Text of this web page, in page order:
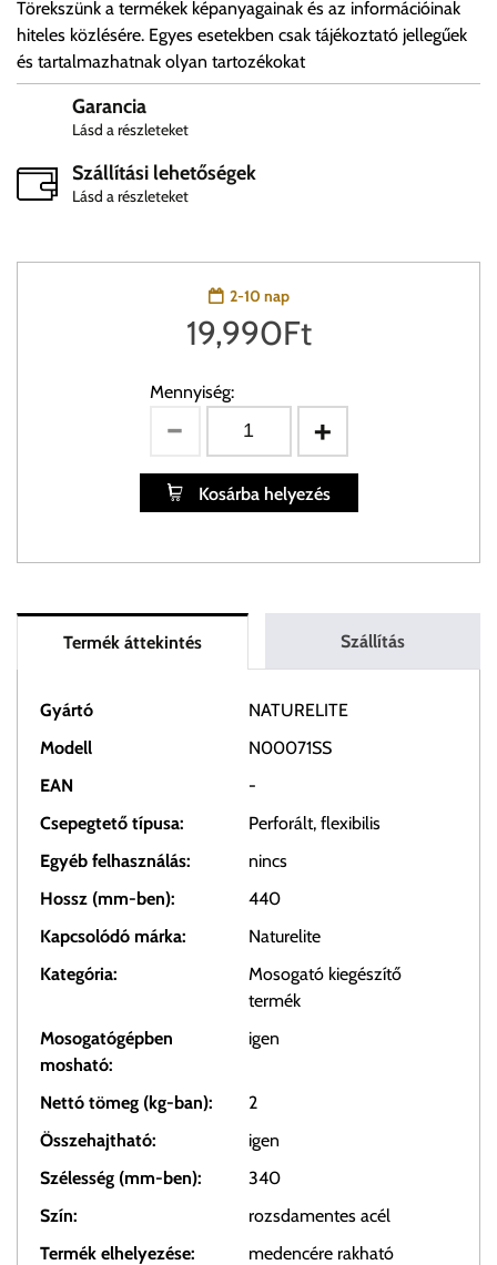
Törekszünk a termékek képanyagainak és az információinak
hiteles közlésére. Egyes esetekben csak tájékoztató jellegűek
és tartalmazhatnak olyan tartozékokat
Garancia
Lásd a részleteket
Szállítási lehetőségek
Lásd a részleteket
2-10 nap
19,990Ft
Mennyiség:
Kosárba helyezés
Termék áttekintés Szállítás
Gyártó
NATURELITE
Modell
N00071SS
EAN
-
Csepegtető típusa:
Perforált, flexibilis
Egyéb felhasználás:
nincs
Hossz (mm-ben):
440
Kapcsolódó márka:
Naturelite
Kategória:
Mosogató kiegészítő
termék
Mosogatógépben
mosható:
igen
Nettó tömeg (kg-ban):
2
Összehajtható:
igen
Szélesség (mm-ben):
340
Szín:
rozsdamentes acél
Termék elhelyezése:
medencére rakható